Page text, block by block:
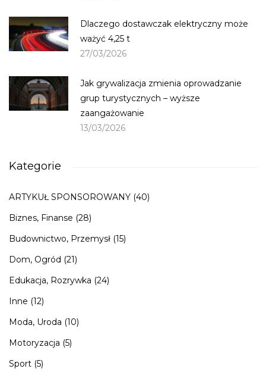
Dlaczego dostawczak elektryczny może
ważyć 4,25 t
27/03/2026
Jak grywalizacja zmienia oprowadzanie
grup turystycznych – wyższe
zaangażowanie
13/03/2026
Kategorie
ARTYKUŁ SPONSOROWANY (40)
Biznes, Finanse (28)
Budownictwo, Przemysł (15)
Dom, Ogród (21)
Edukacja, Rozrywka (24)
Inne (12)
Moda, Uroda (10)
Motoryzacja (5)
Sport (5)